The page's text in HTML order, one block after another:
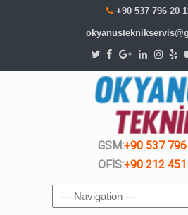
+90 537 796 20
GSM:+90 537
OFİS:+90 212
Navigation